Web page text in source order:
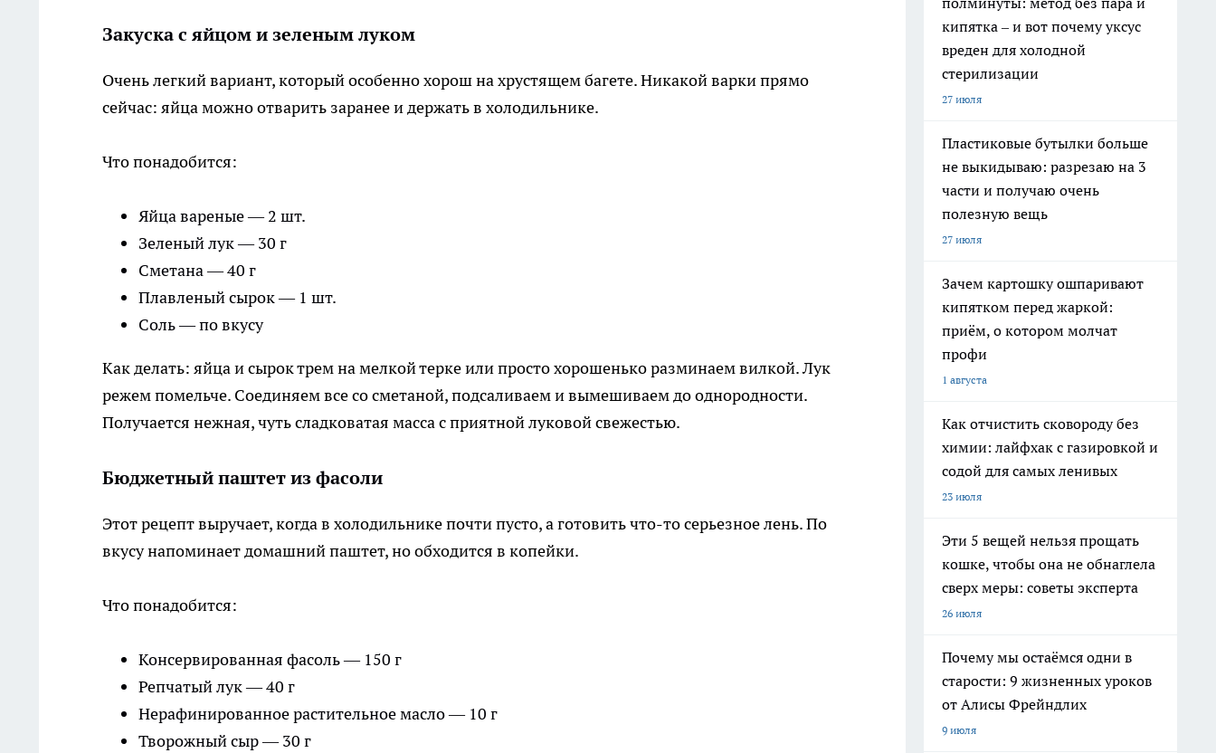
Закуска с яйцом и зеленым луком
Очень легкий вариант, который особенно хорош на хрустящем багете. Никакой варки прямо
сейчас: яйца можно отварить заранее и держать в холодильнике.
Что понадобится:
Яйца вареные — 2 шт.
Зеленый лук — 30 г
Сметана — 40 г
Плавленый сырок — 1 шт.
Соль — по вкусу
Как делать: яйца и сырок трем на мелкой терке или просто хорошенько разминаем вилкой. Лук
режем помельче. Соединяем все со сметаной, подсаливаем и вымешиваем до однородности.
Получается нежная, чуть сладковатая масса с приятной луковой свежестью.
Бюджетный паштет из фасоли
Этот рецепт выручает, когда в холодильнике почти пусто, а готовить что-то серьезное лень. По
вкусу напоминает домашний паштет, но обходится в копейки.
Что понадобится:
Консервированная фасоль — 150 г
Репчатый лук — 40 г
Нерафинированное растительное масло — 10 г
Творожный сыр — 30 г
кипятка – и вот почему уксус
вреден для холодной
стерилизации
27 июля
Пластиковые бутылки больше
не выкидываю: разрезаю на 3
части и получаю очень
полезную вещь
27 июля
Зачем картошку ошпаривают
кипятком перед жаркой:
приём, о котором молчат
профи
1 августа
Как отчистить сковороду без
химии: лайфхак с газировкой и
содой для самых ленивых
23 июля
Эти 5 вещей нельзя прощать
кошке, чтобы она не обнаглела
сверх меры: советы эксперта
26 июля
Почему мы остаёмся одни в
старости: 9 жизненных уроков
от Алисы Фрейндлих
9 июля